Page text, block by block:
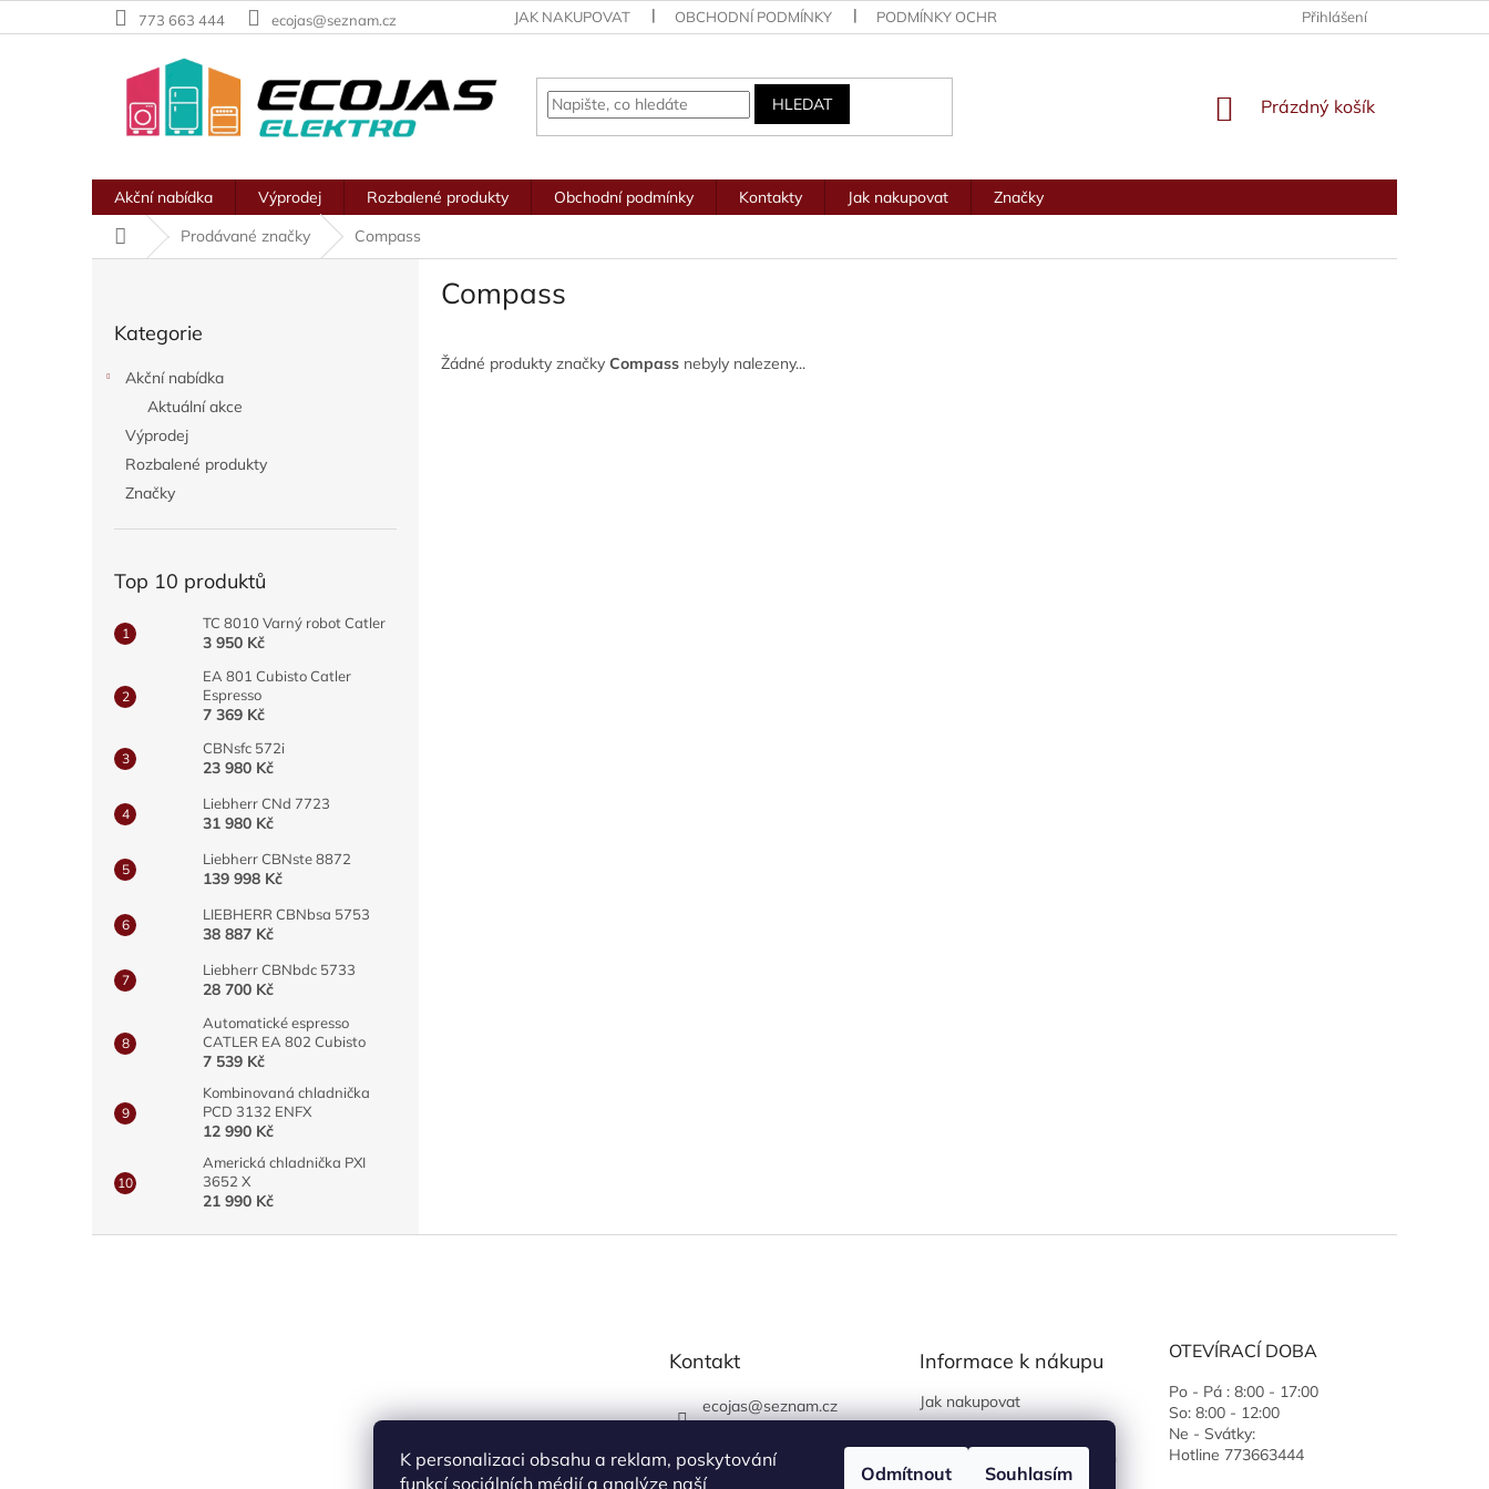
K personalizaci obsahu a reklam, poskytování
funkcí sociálních médií a analýze naší
Odmítnout Souhlasím
na
773 663 444 ecojas@seznam.cz JAK NAKUPOVAT OBCHODNÍ PODMÍNKY PODMÍNKY OCHRANY OSOBNÍCH ÚDAJŮ Přihlášení
HLEDAT
NÁKUPNÍ
Prázdný košík
Akční nabídka Výprodej Rozbalené produkty Obchodní podmínky Kontakty Jak nakupovat
Značky
Domů
Prodávané značky Compass
kategorie
Kategorie
Akční nabídka
Aktuální akce
Výprodej
Rozbalené produkty
Značky
Top 10 produktů
TC 8010 Varný robot Catler
3 950 Kč
EA 801 Cubisto Catler
Espresso
7 369 Kč
CBNsfc 572i
23 980 Kč
Liebherr CNd 7723
31 980 Kč
Liebherr CBNste 8872
139 998 Kč
LIEBHERR CBNbsa 5753
38 887 Kč
Liebherr CBNbdc 5733
28 700 Kč
Automatické espresso
CATLER EA 802 Cubisto
7 539 Kč
Kombinovaná chladnička
PCD 3132 ENFX
12 990 Kč
Americká chladnička PXI
3652 X
21 990 Kč
Compass
Žádné produkty značky Compass nebyly nalezeny...
Kontakt
ecojas@seznam.cz
730 444 400 (prodejna
Informace k nákupu
Jak nakupovat
Podmínky ochrany osobních
údajů
OTEVÍRACÍ DOBA
Po - Pá : 8:00 - 17:00
So: 8:00 - 12:00
Ne - Svátky:
Hotline 773663444